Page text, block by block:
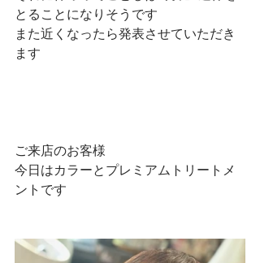
とることになりそうです
また近くなったら発表させていただき
ます
ご来店のお客様
今日はカラーとプレミアムトリートメ
ントです